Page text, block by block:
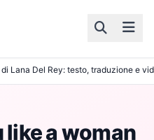
Lana Del Rey: testo, traduzione e
like a woman